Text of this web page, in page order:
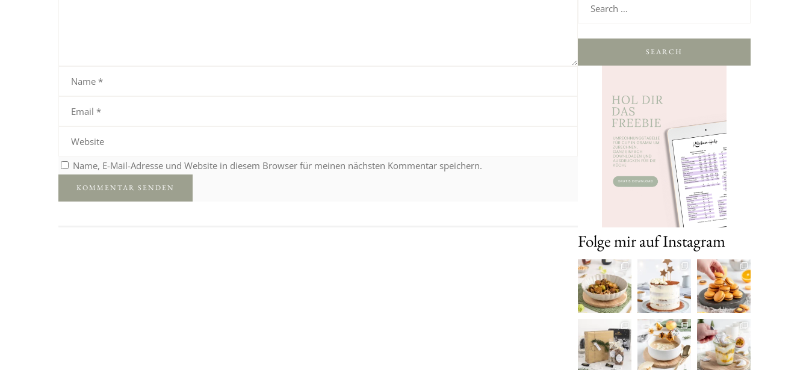
Name, E-Mail-Adresse und Website in diesem Browser für meinen nächsten Kommentar speichern.
SEARCH
Folge mir auf Instagram